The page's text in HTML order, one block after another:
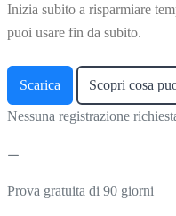
Inizia subito a risparmiare
puoi usare fin da subito.
Scarica Scopri cosa
Nessuna registrazione
Prova gratuita di 90 giorni